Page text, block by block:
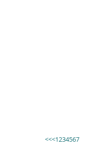
<<<1234567